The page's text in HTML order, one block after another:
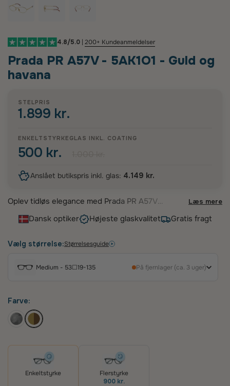
4.8/5.0 | 200+ Kundeanmeldelser
Prada PR A57V - 5AK1O1 - Guld og
havana
STELPRIS
1.899 kr.
ENKELTSTYRKEGLAS INKL. COATING
500 kr.
Anslået butikspris inkl. glas: 4.149 kr.
Oplev tidløs elegance med Prada PR A57V
præsenterer en smuk oval form, der blødgør
Fremstillet i letvægts titanium med elegante
både komfort og en luksuriøs følelse. Et perfekt
valg for den moderne kvinde, der søger et stilrent
Læs mere
Dansk optiker Højeste glaskvalitet Gratis fragt
Vælg størrelse:Størrelsesguide
Medium - 53☐19-135 På fjernlager (ca. 3 uger)
Farve:
Enkeltstyrke
Flerstyrke
900 kr.